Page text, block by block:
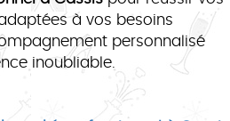
à vos besoins
personnalisé
inoubliable.